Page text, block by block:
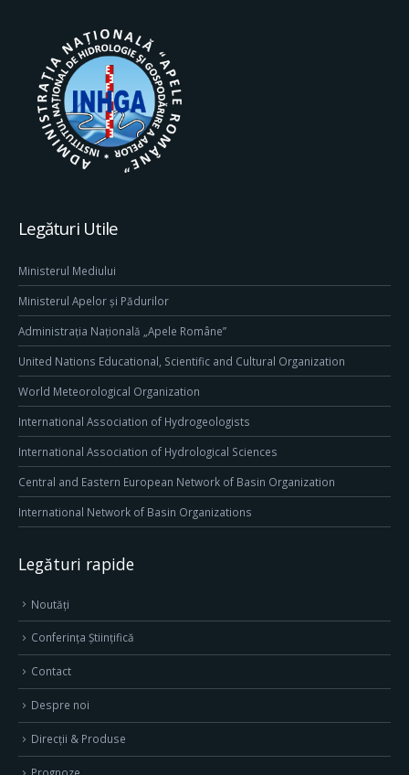
Legături Utile
Ministerul Mediului
Ministerul Apelor și Pădurilor
Administrația Națională „Apele Române”
United Nations Educational, Scientific and Cultural Organization
World Meteorological Organization
International Association of Hydrogeologists
International Association of Hydrological Sciences
Central and Eastern European Network of Basin Organization
International Network of Basin Organizations
Legături rapide
Noutăți
Conferința Științifică
Contact
Despre noi
Direcţii & Produse